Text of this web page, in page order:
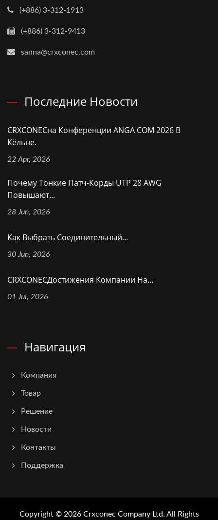
(+886) 3-312-1913
(+886) 3-312-9413
sanna@crxconec.com
Последние Новости
CRXCONECна Конференции ANGA COM 2026 В
Кёльне.
22 Apr, 2026
Почему Тонкие Патч-Корды UTP 28 AWG
Повышают...
28 Jun, 2026
Как Выбрать Соединительный...
30 Jun, 2026
CRXCONECДостижения Компании На...
01 Jul, 2026
Навигация
Компания
Товар
Решение
Новости
Контакты
Поддержка
Copyright © 2026 Crxconec Company Ltd. All Rights